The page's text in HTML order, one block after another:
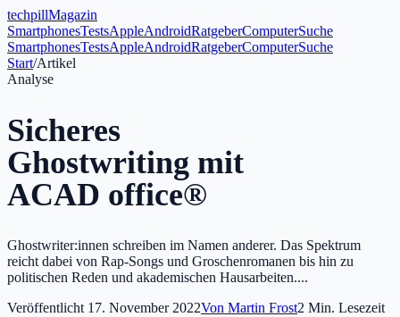
techpillMagazin
SmartphonesTestsAppleAndroidRatgeberComputerSuche
SmartphonesTestsAppleAndroidRatgeberComputerSuche
Start/Artikel
Analyse
Sicheres
Ghostwriting mit
ACAD office®
Ghostwriter:innen schreiben im Namen anderer. Das Spektrum
reicht dabei von Rap-Songs und Groschenromanen bis hin zu
politischen Reden und akademischen Hausarbeiten....
Veröffentlicht 17. November 2022Von Martin Frost2 Min. Lesezeit